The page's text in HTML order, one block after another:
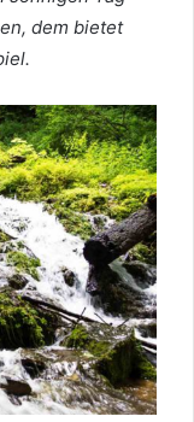
dem bietet